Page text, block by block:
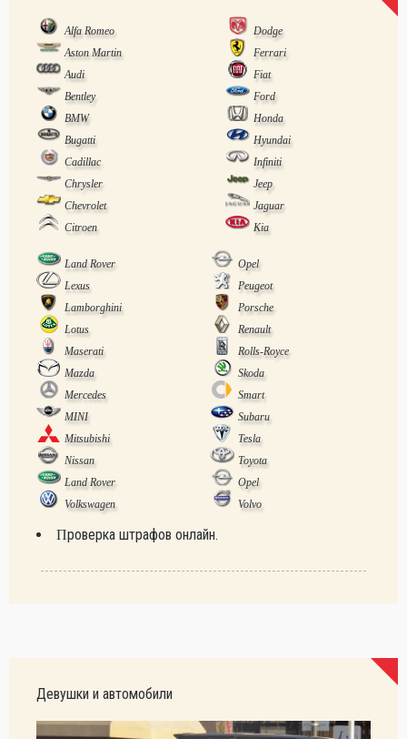
Alfa Romeo
Dodge
Aston Martin
Ferrari
Audi
Fiat
Bentley
Ford
BMW
Honda
Bugatti
Hyundai
Cadillac
Infiniti
Chrysler
Jeep
Chevrolet
Jaguar
Citroen
Kia
Land Rover
Opel
Lexus
Peugeot
Lamborghini
Porsche
Lotus
Renault
Maserati
Rolls-Royce
Mazda
Skoda
Mercedes
Smart
MINI
Subaru
Mitsubishi
Tesla
Nissan
Toyota
Land Rover
Opel
Volkswagen
Volvo
Проверка штрафов онлайн.
Девушки и автомобили